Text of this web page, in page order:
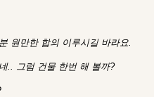
원만한 합의 이루시길 바라요.
.. 그럼 건물 한번 해 볼까?